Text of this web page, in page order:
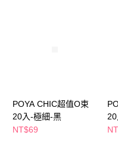
ATM／網路銀行／等多元方式進
※ 請注意：結帳手續完成當下
購買商品的店家。未經商家同意
後付繳納相關費用。
萊爾富取貨付款
每筆NT$65，滿NT$490(含
POYA CHIC超值O束
20入-極細-黑
NT$69